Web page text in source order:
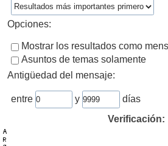
Opciones:
Mostrar los resultados como
Asuntos de temas solamente
Antigüedad del mensaje:
entre y
días
Verificación: